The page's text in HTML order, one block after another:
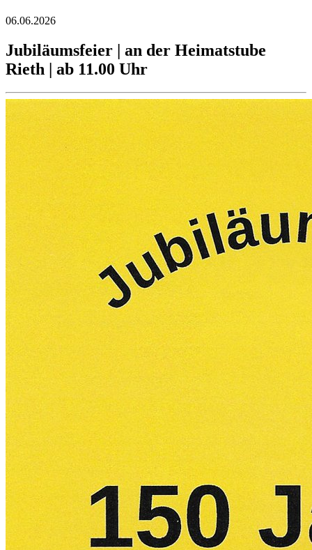
06.06.2026
Jubiläumsfeier | an der Heimatstube
Rieth | ab 11.00 Uhr